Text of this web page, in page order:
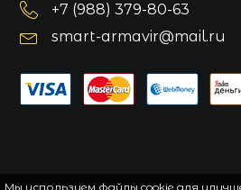
+7 (988) 379-80-63
smart-armavir@mail.ru
Мы используем файлы cookie для